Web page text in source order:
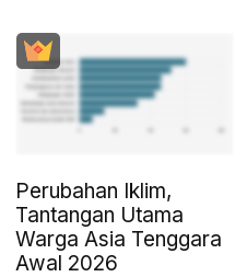
Perubahan Iklim,
Tantangan Utama
Warga Asia Tenggara
Awal 2026